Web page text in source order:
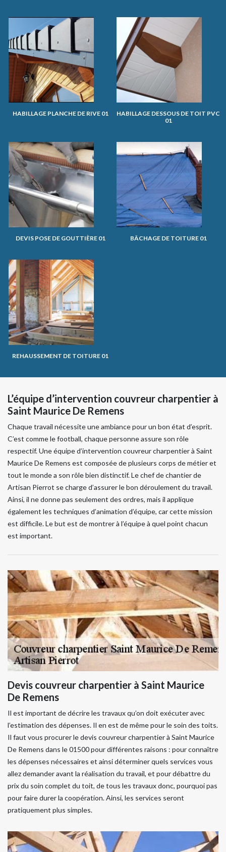
HABILLAGE PLANCHE DE RIVE 01
HABILLAGE DESSOUS DE TOIT PVC
01
DEVIS POSE DE GOUTTIÈRE 01 BÂCHAGE DE TOITURE 01
REHAUSSEMENT DE TOITURE 01
L’équipe d’intervention couvreur charpentier à
Saint Maurice De Remens
Chaque travail nécessite une ambiance pour un bon état d’esprit.
C’est comme le football, chaque personne assure son rôle
respectif. Une équipe d’intervention couvreur charpentier à Saint
Maurice De Remens est composée de plusieurs corps de métier et
tout le monde a son rôle bien distinctif. Le chef de chantier de
Artisan Pierrot se charge d’assurer le bon déroulement du travail.
Ainsi, il ne donne pas seulement des ordres, mais il applique
également les techniques d’animation d’équipe, car cette mission
est difficile. Le but est de montrer à l’équipe à quel point chacun
est important.
Devis couvreur charpentier à Saint Maurice
De Remens
Il est important de décrire les travaux qu’on doit exécuter avec
l’estimation des dépenses. Il en est de même pour le soin des toits.
Il faut vous procurer le devis couvreur charpentier à Saint Maurice
De Remens dans le 01500 pour différentes raisons : pour connaître
les dépenses nécessaires et ainsi déterminer quels services vous
allez demander avant la réalisation du travail, et pour débattre du
prix du soin complet du toit, de tous les travaux donc, pourquoi pas
pour faire durer la coopération. Ainsi, les services seront
pratiquement plus simples.